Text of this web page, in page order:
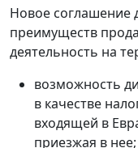
Новое соглашение
преимуществ
деятельность на
возможность
в качестве
входящей в
приезжая в нее;